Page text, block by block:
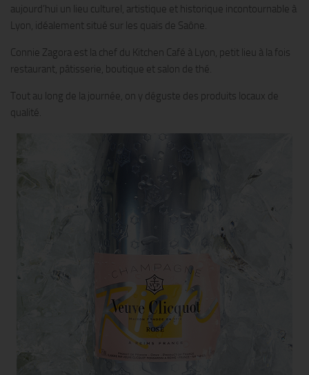
aujourd’hui un lieu culturel, artistique et historique incontournable à
Lyon, idéalement situé sur les quais de Saône.
Connie Zagora est la chef du Kitchen Café à Lyon, petit lieu à la fois
restaurant, pâtisserie, boutique et salon de thé.
Tout au long de la journée, on y déguste des produits locaux de
qualité.